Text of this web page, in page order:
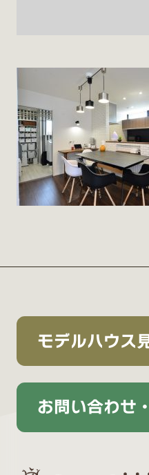
モデルハウス
お問い合わせ